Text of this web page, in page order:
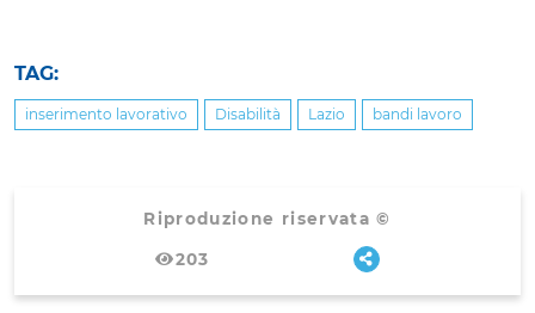
TAG:
inserimento lavorativo Disabilità Lazio bandi lavoro
Riproduzione riservata ©
203